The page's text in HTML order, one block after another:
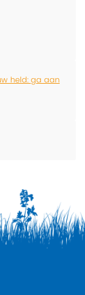
held: ga aan